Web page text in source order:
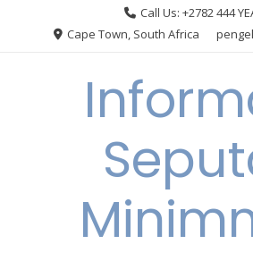
Call Us: +2782 444
Cape Town, South Africa